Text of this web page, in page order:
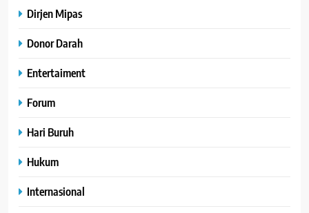
Dirjen Mipas
Donor Darah
Entertaiment
Forum
Hari Buruh
Hukum
Internasional